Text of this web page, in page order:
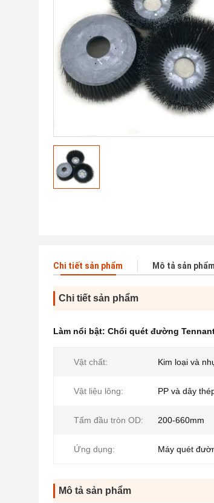
Chi tiết sản phẩm Mô tả sản phẩm
Chi tiết sản phẩm
Làm nổi bật: Chổi quét đường
Vật chất: Kim loại và
Vật liệu lông: PP và dây
Tấm đầu tròn OD: 200-660mm
Ứng dụng: Máy quét
Mô tả sản phẩm